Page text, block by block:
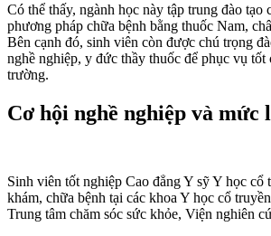
Có thể thấy, ngành học này tập trung đào tạo
phương pháp chữa bệnh bằng thuốc Nam,
Bên cạnh đó, sinh viên còn được chú trọng
nghề nghiệp, y đức thầy thuốc để phục vụ tốt
trường.
Cơ hội nghề nghiệp và mức
Sinh viên tốt nghiệp Cao đẳng Y sỹ Y học cổ
khám, chữa bệnh tại các khoa Y học cổ
Trung tâm chăm sóc sức khỏe, Viện nghiên